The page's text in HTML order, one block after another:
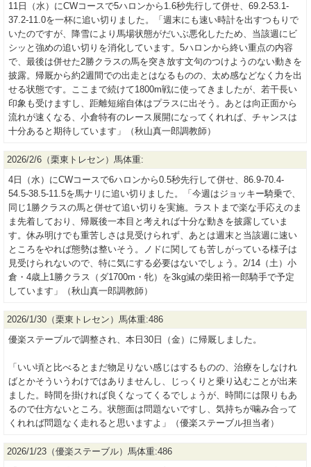
11日（水）にCWコースで5ハロンから1.6秒先行して併せ、69.2-53.1-
37.2-11.0を一杯に追い切りました。「週末にも速い時計を出すつもりで
いたのですが、降雪により馬場状態がだいぶ悪化したため、当該週にビ
シッと強めの追い切りを消化しています。5ハロンから終い重点の内容
で、最後は併せた2勝クラスの馬を突き放す文句のつけようのない動きを
披露。帰厩から約2週間での出走とはなるものの、太め感などなく力を出
せる状態です。ここまで続けて1800m戦に使ってきましたが、若干長い
印象も受けますし、距離短縮自体はプラスに出そう。あとは向正面から
流れが速くなる、小倉特有のレース展開になってくれれば、チャンスは
十分あると期待しています」（秋山真一郎調教師）
2026/2/6（栗東トレセン）馬体重:
4日（水）にCWコースで6ハロンから0.5秒先行して併せ、86.9-70.4-
54.5-38.5-11.5を馬ナリに追い切りました。「今週はジョッキー騎乗で、
同じ1勝クラスの馬と併せて追い切りを実施。ラストまで楽な手応えのま
ま先着しており、帰厩後一本目と考えれば十分な動きを披露していま
す。休み明けでも重苦しさは見受けられず、あとは週末と当該週に速い
ところをやれば態勢は整いそう。ノドに関しても苦しがっている様子は
見受けられないので、特に気にする必要はないでしょう。2/14（土）小
倉・4歳上1勝クラス（ダ1700m・牝）を3kg減の柴田裕一郎騎手で予定
しています」（秋山真一郎調教師）
2026/1/30（栗東トレセン）馬体重:486
優楽ステーブルで調整され、本日30日（金）に帰厩しました。
「いい頃と比べるとまだ物足りない感じはするものの、治療をしなけれ
ばとかそういうわけではありませんし、じっくりと乗り込むことが出来
ました。時間を掛ければ良くなってくるでしょうが、時間には限りもあ
るので仕方ないところ。状態面は問題ないですし、気持ちが噛み合って
くれれば問題なく走れると思いますよ」（優楽ステーブル担当者）
2026/1/23（優楽ステーブル）馬体重:486